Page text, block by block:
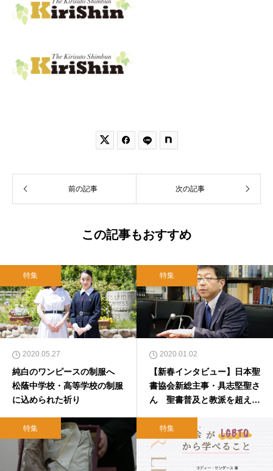
 
前の記事 次の記事
この記事もおすすめ
特集
2020.05.27
純白のワンピースの制服へ
松蔭中学校・高等学校の制服
に込められた祈り
特集
2020.01.02
【新春インタビュー】日本聖
書協会新総主事・具志堅聖さ
ん 聖書普及と教派を超えた
特集 特集